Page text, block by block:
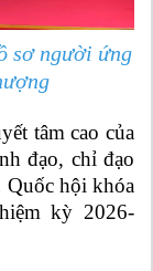
sơ người ứng
tâm cao của
đạo, chỉ đạo
Quốc hội khóa
kỳ 2026-